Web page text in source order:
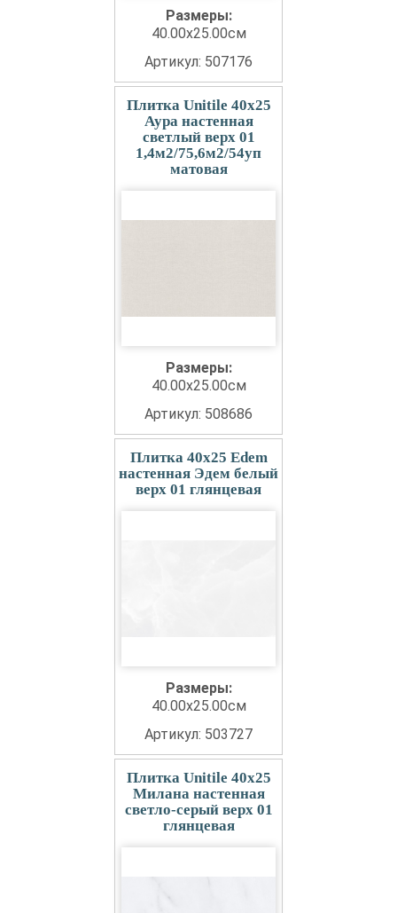
Размеры:
40.00x25.00см
Артикул: 507176
Плитка Unitile 40x25
Аура настенная
светлый верх 01
1,4м2/75,6м2/54уп
матовая
Размеры:
40.00x25.00см
Артикул: 508686
Плитка 40x25 Edem
настенная Эдем белый
верх 01 глянцевая
Размеры:
40.00x25.00см
Артикул: 503727
Плитка Unitile 40x25
Милана настенная
светло-серый верх 01
глянцевая